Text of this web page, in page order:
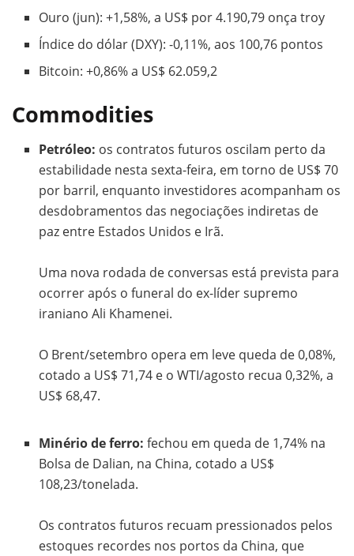
Ouro (jun): +1,58%, a US$ por 4.190,79 onça troy
Índice do dólar (DXY): -0,11%, aos 100,76 pontos
Bitcoin: +0,86% a US$ 62.059,2
Commodities
Petróleo: os contratos futuros oscilam perto da
estabilidade nesta sexta-feira, em torno de US$ 70
por barril, enquanto investidores acompanham os
desdobramentos das negociações indiretas de
paz entre Estados Unidos e Irã.
Uma nova rodada de conversas está prevista para
ocorrer após o funeral do ex-líder supremo
iraniano Ali Khamenei.
O Brent/setembro opera em leve queda de 0,08%,
cotado a US$ 71,74 e o WTI/agosto recua 0,32%, a
US$ 68,47.
Minério de ferro: fechou em queda de 1,74% na
Bolsa de Dalian, na China, cotado a US$
108,23/tonelada.
Os contratos futuros recuam pressionados pelos
estoques recordes nos portos da China, que